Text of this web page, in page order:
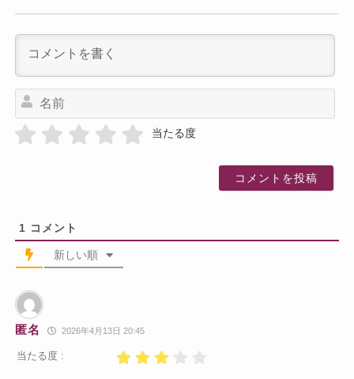
当たる度
1 コメント
新しい順
匿名 2026年4月13日 20:45
当たる度 :